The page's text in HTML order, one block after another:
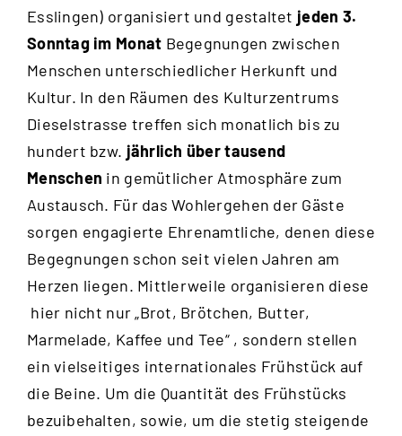
Esslingen) organisiert und gestaltet jeden 3.
Sonntag im Monat Begegnungen zwischen
Menschen unterschiedlicher Herkunft und
Kultur. In den Räumen des Kulturzentrums
Dieselstrasse treffen sich monatlich bis zu
hundert bzw. jährlich über tausend
Menschen in gemütlicher Atmosphäre zum
Austausch. Für das Wohlergehen der Gäste
sorgen engagierte Ehrenamtliche, denen diese
Begegnungen schon seit vielen Jahren am
Herzen liegen. Mittlerweile organisieren diese
hier nicht nur „Brot, Brötchen, Butter,
Marmelade, Kaffee und Tee“ , sondern stellen
ein vielseitiges internationales Frühstück auf
die Beine. Um die Quantität des Frühstücks
bezuibehalten, sowie, um die stetig steigende